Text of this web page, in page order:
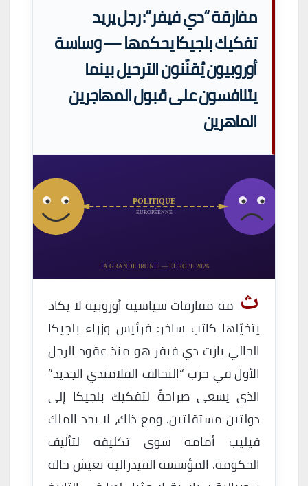
مفارقة “دي فيفر”: رجل يريد
تفكيك بلجيكا يحكمها — وساسة
أوروبيون يُقنّنون الترحيل بينما
يتنافسون على قبول المهاجرين
الماهرين
POLITIQUE
EUROPÉENNE
LA GRANDE IRONIE — EUROPE 2026
ث مة مفارقات سياسية أوروبية لا يكاد
يتخيّلها كاتب ساخر: فرئيس وزراء بلجيكا
الحالي بارت دي فيفر هو منذ عقود الرجل
الأول في حزب “التحالف الفلامندي الجديد”
الذي يسعى صراحةً لتفكيك بلجيكا إلى
دولتين مستقلتين. ومع ذلك، لا يجد الملك
فيليب أمامه سوى تكليفه لتأليف
الحكومة. المؤسسة الفيدرالية تعيش حالة